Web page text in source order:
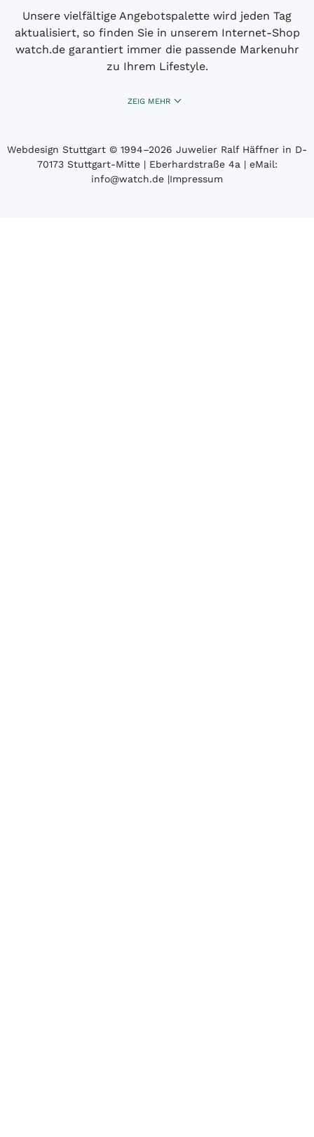
Unsere vielfältige Angebotspalette wird jeden Tag
aktualisiert, so finden Sie in unserem Internet-Shop
watch.de garantiert immer die passende Markenuhr
zu Ihrem Lifestyle.
ZEIG MEHR
Webdesign Stuttgart © 1994­–2026 Juwelier Ralf Häffner in D-
70173 Stuttgart-Mitte | Eberhardstraße 4a | eMail:
info@watch.de |Impressum